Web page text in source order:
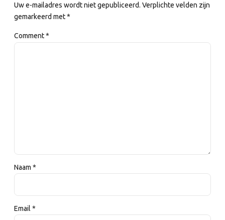
Uw e-mailadres wordt niet gepubliceerd. Verplichte velden zijn
gemarkeerd met *
Comment*
Naam *
Email *